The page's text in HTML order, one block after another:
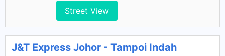
Street View
J&T Express Johor - Tampoi Indah